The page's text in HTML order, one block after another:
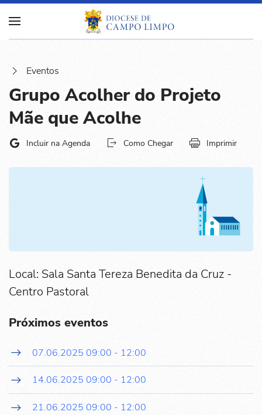
Eventos
Grupo Acolher do Projeto
Mãe que Acolhe
Incluir na Agenda Como Chegar Imprimir
Local: Sala Santa Tereza Benedita da Cruz -
Centro Pastoral
Próximos eventos
07.06.2025 09:00 - 12:00
14.06.2025 09:00 - 12:00
21.06.2025 09:00 - 12:00